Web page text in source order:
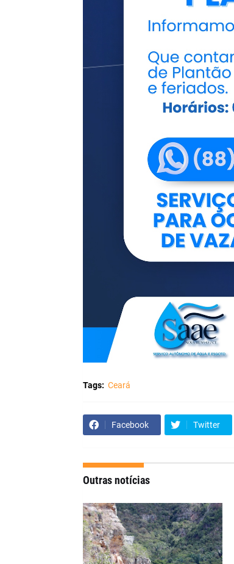
Tags: Ceará
Facebook Twitter
Outras notícias